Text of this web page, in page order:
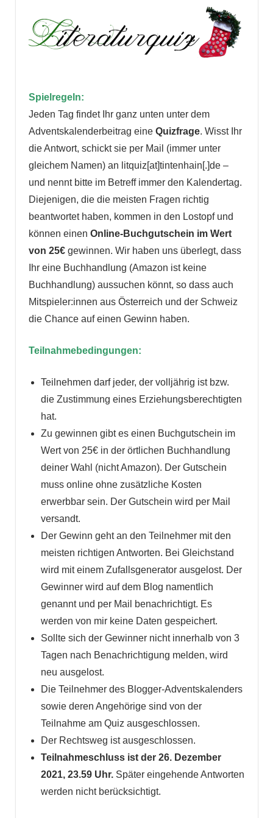
Spielregeln:
Jeden Tag findet Ihr ganz unten unter dem
Adventskalenderbeitrag eine Quizfrage. Wisst Ihr
die Antwort, schickt sie per Mail (immer unter
gleichem Namen) an litquiz[at]tintenhain[.]de –
und nennt bitte im Betreff immer den Kalendertag.
Diejenigen, die die meisten Fragen richtig
beantwortet haben, kommen in den Lostopf und
können einen Online-Buchgutschein im Wert
von 25€gewinnen. Wir haben uns überlegt, dass
Ihr eine Buchhandlung (Amazon ist keine
Buchhandlung) aussuchen könnt, so dass auch
Mitspieler:innen aus Österreich und der Schweiz
die Chance auf einen Gewinn haben.
Teilnahmebedingungen:
Teilnehmen darf jeder, der volljährig ist bzw.
die Zustimmung eines Erziehungsberechtigten
hat.
Zu gewinnen gibt es einen Buchgutschein im
Wert von 25€ in der örtlichen Buchhandlung
deiner Wahl (nicht Amazon). Der Gutschein
muss online ohne zusätzliche Kosten
erwerbbar sein. Der Gutschein wird per Mail
versandt.
Der Gewinn geht an den Teilnehmer mit den
meisten richtigen Antworten. Bei Gleichstand
wird mit einem Zufallsgenerator ausgelost. Der
Gewinner wird auf dem Blog namentlich
genannt und per Mail benachrichtigt. Es
werden von mir keine Daten gespeichert.
Sollte sich der Gewinner nicht innerhalb von 3
Tagen nach Benachrichtigung melden, wird
neu ausgelost.
Die Teilnehmer des Blogger-Adventskalenders
sowie deren Angehörige sind von der
Teilnahme am Quiz ausgeschlossen.
Der Rechtsweg ist ausgeschlossen.
Teilnahmeschluss ist der 26. Dezember
2021, 23.59 Uhr. Später eingehende Antworten
werden nicht berücksichtigt.